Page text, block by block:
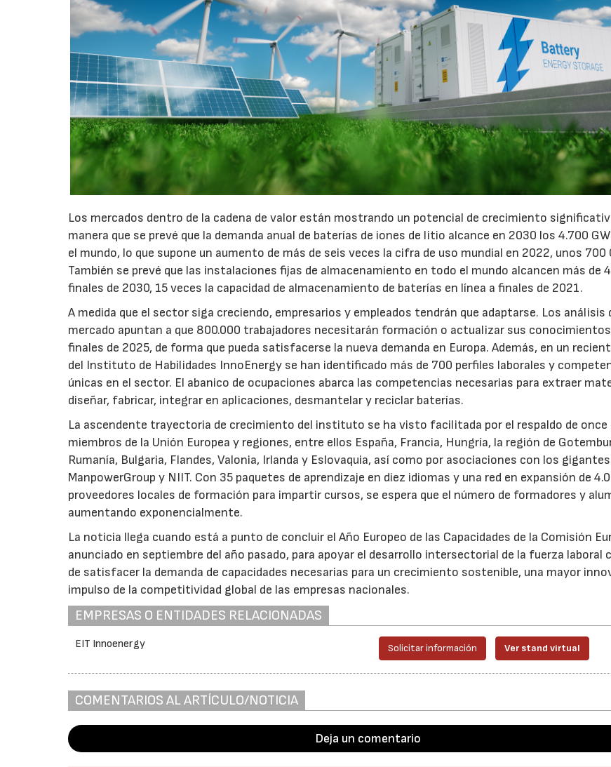
Los mercados dentro de la cadena de valor están mostrando un potencial de crecimiento
manera que se prevé que la demanda anual de baterías de iones de litio alcance en 2030 los 4.700
el mundo, lo que supone un aumento de más de seis veces la cifra de uso mundial en 2022, unos 700
También se prevé que las instalaciones fijas de almacenamiento en todo el mundo alcancen más de
finales de 2030, 15 veces la capacidad de almacenamiento de baterías en línea a finales de 2021.
A medida que el sector siga creciendo, empresarios y empleados tendrán que adaptarse. Los análisis
mercado apuntan a que 800.000 trabajadores necesitarán formación o actualizar sus
finales de 2025, de forma que pueda satisfacerse la nueva demanda en Europa. Además, en un
del Instituto de Habilidades InnoEnergy se han identificado más de 700 perfiles laborales y
únicas en el sector. El abanico de ocupaciones abarca las competencias necesarias para extraer
diseñar, fabricar, integrar en aplicaciones, desmantelar y reciclar baterías.
La ascendente trayectoria de crecimiento del instituto se ha visto facilitada por el respaldo de once
miembros de la Unión Europea y regiones, entre ellos España, Francia, Hungría, la región de
Rumanía, Bulgaria, Flandes, Valonia, Irlanda y Eslovaquia, así como por asociaciones con los
ManpowerGroup y NIIT. Con 35 paquetes de aprendizaje en diez idiomas y una red en expansión de
proveedores locales de formación para impartir cursos, se espera que el número de formadores y
aumentando exponencialmente.
La noticia llega cuando está a punto de concluir el Año Europeo de las Capacidades de la Comisión
anunciado en septiembre del año pasado, para apoyar el desarrollo intersectorial de la fuerza laboral
de satisfacer la demanda de capacidades necesarias para un crecimiento sostenible, una mayor
impulso de la competitividad global de las empresas nacionales.
EMPRESAS O ENTIDADES RELACIONADAS
EIT Innoenergy Solicitar información Ver stand virtual
COMENTARIOS AL ARTÍCULO/NOTICIA
Deja un comentario
30/07/